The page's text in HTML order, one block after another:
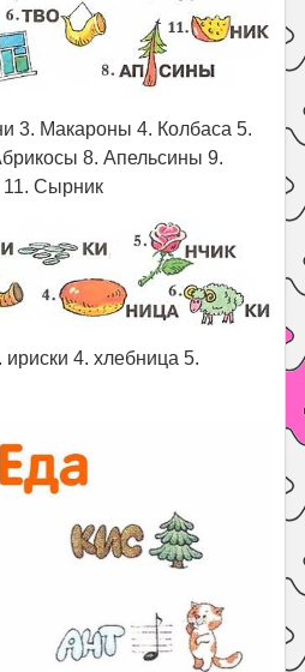
3. Макароны 4. Колбаса 5.
8. Апельсины 9.
Сырник
ириски 4. хлебница 5.